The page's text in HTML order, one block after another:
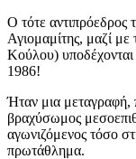
Ο τότε αντιπρόεδρος
Αγιομαμίτης, μαζί
Κούλου)
1986!
Ήταν μια μεταγραφή,
βραχύσωμος
αγωνιζόμενος τόσο
πρωτάθλημα.